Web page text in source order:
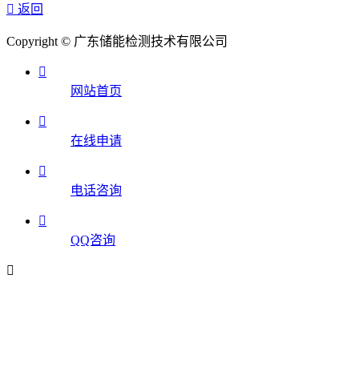
 返回
Copyright © 广东储能检测技术有限公司

网站首页

在线申请

电话咨询

QQ咨询
